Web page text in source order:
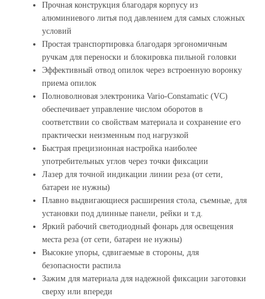
Прочная конструкция благодаря корпусу из
алюминиевого литья под давлением для самых сложных
условий
Простая транспортировка благодаря эргономичным
ручкам для переноски и блокировка пильной головки
Эффективный отвод опилок через встроенную воронку
приема опилок
Полноволновая электроника Vario-Constamatic (VC)
обеспечивает управление числом оборотов в
соответствии со свойствам материала и сохранение его
практически неизменным под нагрузкой
Быстрая прецизионная настройка наиболее
употребительных углов через точки фиксации
Лазер для точной индикации линии реза (от сети,
батареи не нужны)
Плавно выдвигающиеся расширения стола, съемные, для
установки под длинные панели, рейки и т.д.
Яркий рабочий светодиодный фонарь для освещения
места реза (от сети, батареи не нужны)
Высокие упоры, сдвигаемые в стороны, для
безопасности распила
Зажим для материала для надежной фиксации заготовки
сверху или впереди